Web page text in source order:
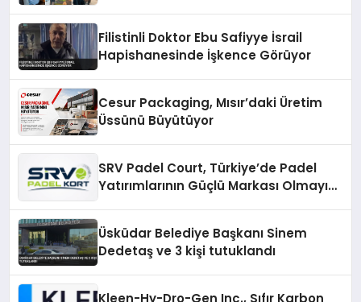
Filistinli Doktor Ebu Safiyye İsrail
Hapishanesinde İşkence Görüyor
Cesur Packaging, Mısır’daki Üretim
Üssünü Büyütüyor
SRV Padel Court, Türkiye’de Padel
Yatırımlarının Güçlü Markası Olmayı
Üsküdar Belediye Başkanı Sinem
Dedetaş ve 3 kişi tutuklandı